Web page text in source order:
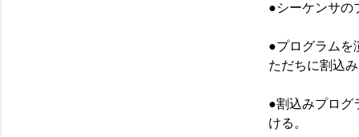
●シーケンサの
●プログラムを
ただちに割込
●割込みプログ
ける。